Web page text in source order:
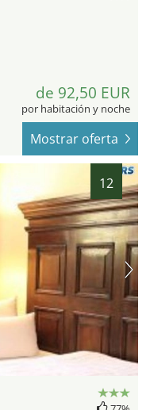
de 92,50 EUR
por habitación y noche
Mostrar oferta
12